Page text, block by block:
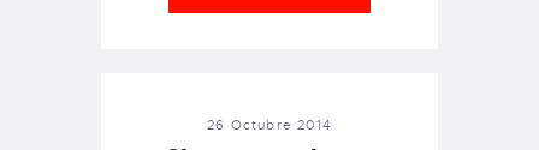
26 Octubre 2014